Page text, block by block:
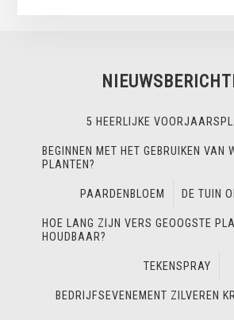
5 HEERLIJKE
BEGINNEN MET HET GEBRUIKEN VAN
PLANTEN?
PAARDENBLOEM DE TUIN
HOE LANG ZIJN VERS GEOOGSTE
HOUDBAAR?
TEKENSPRAY
BEDRIJFSEVENEMENT ZILVEREN